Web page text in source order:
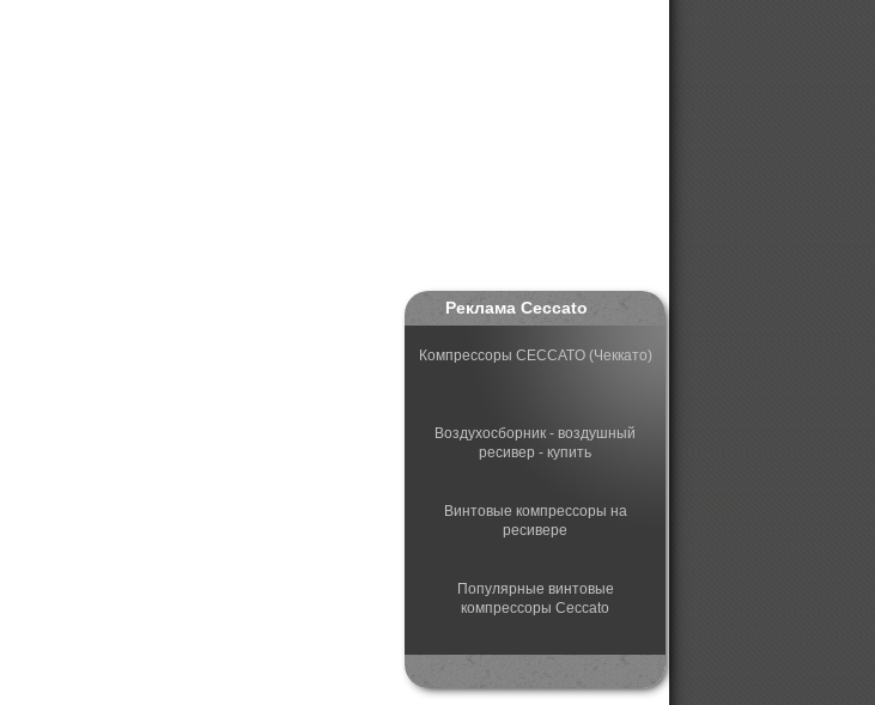
Реклама Ceccato
Компрессоры CECCATO (Чеккато)
Воздухосборник - воздушный
ресивер - купить
Винтовые компрессоры на
ресивере
Популярные винтовые
компрессоры Ceccato
воздуха